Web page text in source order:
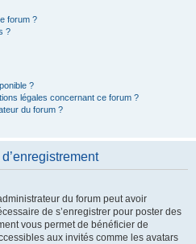
forum ?
?
?
légales concernant ce forum ?
du forum ?
du forum peut avoir
de s’enregistrer pour poster des
vous permet de bénéficier de
aux invités comme les avatars